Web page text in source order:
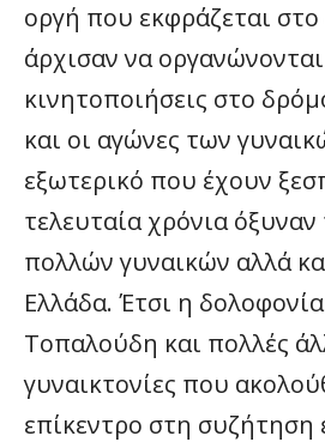
οργή που εκφράζεται
άρχισαν να
κινητοποιήσεις στο
και οι αγώνες των
εξωτερικό που έχουν
τελευταία χρόνια
πολλών γυναικών αλλά
Ελλάδα. Έτσι η
Τοπαλούδη και πολλές
γυναικτονίες που
επίκεντρο στη συζήτηση